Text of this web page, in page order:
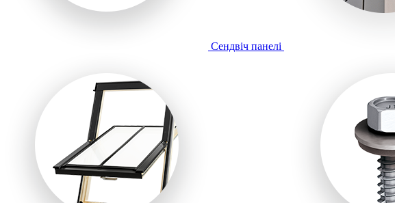
Сендвіч панелі